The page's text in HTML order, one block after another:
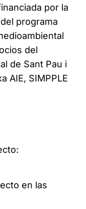
por la
programa
del
de Sant Pau i
AIE, SIMPPLE
en las